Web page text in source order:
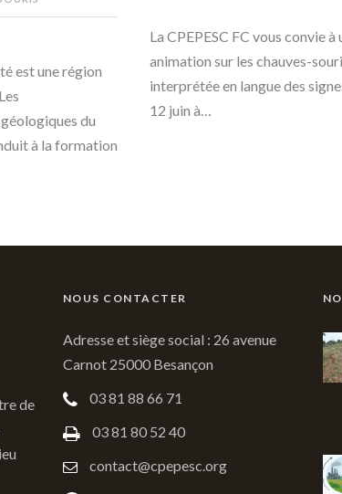
est une région
du
à la formation
La CPEPESC FC vous convie à
animation sur les chauves-
interprétée en langue des
12 juin à…
de
NOUS CONTACTER
Adresse et siège social : 26 avenue
Carnot 25000 Besançon
03 81 88 66 71
03 81 80 52 40
contact@cpepesc.org